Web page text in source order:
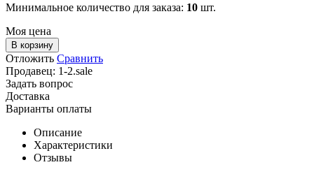
Минимальное количество для заказа: 10 шт.
Моя цена
В корзину
Отложить Сравнить
Продавец: 1-2.sale
Задать вопрос
Доставка
Варианты оплаты
Описание
Характеристики
Отзывы